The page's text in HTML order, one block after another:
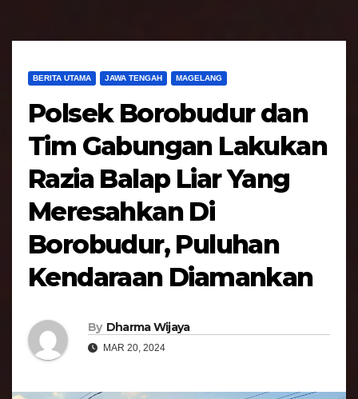
BERITA UTAMA JAWA TENGAH MAGELANG
Polsek Borobudur dan
Tim Gabungan Lakukan
Razia Balap Liar Yang
Meresahkan Di
Borobudur, Puluhan
Kendaraan Diamankan
By Dharma Wijaya
MAR 20, 2024